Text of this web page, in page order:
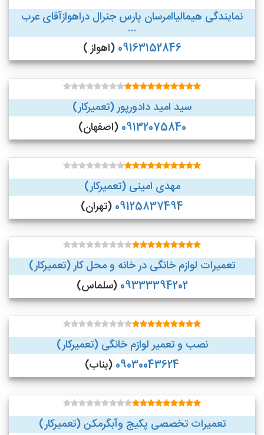
نمایندگی هیمالیاامرسان پارس جنرال دراهوازآقای عرب
...
09163152846(اهواز )
سید امید دادورپور (تعمیرکار)
09132075840(اصفهان)
مهدی امینی (تعمیرکار)
09125837494(تهران)
تعمیرات لوازم خانگی در خانه و محل کار (تعمیرکار)
09333394202(سلماس)
نصب و تعمیر لوازم خانگی (تعمیرکار)
09030043624(بناب)
تعمیرات تخصصی پکیج وآبگرمکن (تعمیرکار)